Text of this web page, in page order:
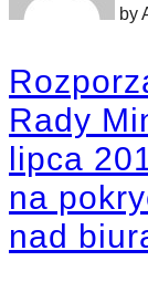
by
Rady
lipca
na
nad